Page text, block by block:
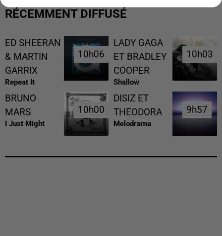
RÉCEMMENT DIFFUSÉ
ED SHEERAN
& MARTIN
GARRIX
Repeat It
10h06
10h06
LADY GAGA
ET BRADLEY
COOPER
Shallow
10h03
10h03
BRUNO
MARS
I Just Might
10h00
10h00
DISIZ ET
THEODORA
Melodrama
9h57
9h57